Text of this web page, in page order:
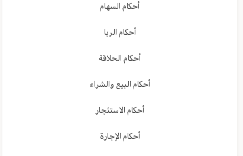
أحكام السهام
أحكام الربا
أحكام الحلاقة
أحكام البيع والشراء
أحكام الاستئجار
أحكام الإجارة